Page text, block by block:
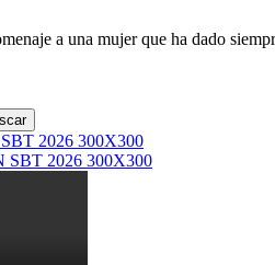
a una mujer que ha dado